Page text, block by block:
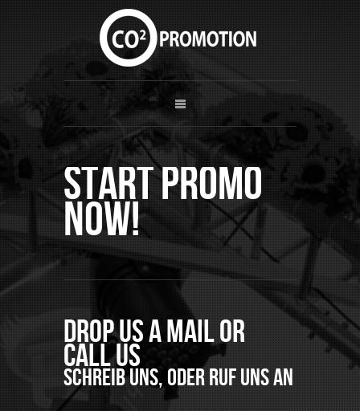
Start Promo
now!
Drop us a mail or
call us
Schreib uns, oder ruf uns an